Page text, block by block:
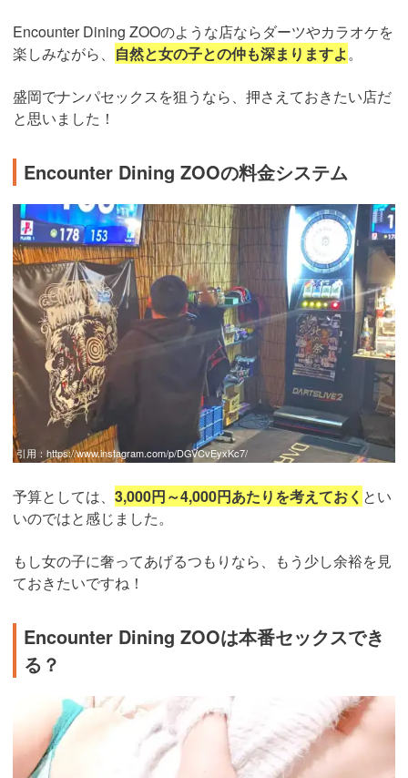
Encounter Dining ZOOのような店ならダーツやカラオケを
楽しみながら、 自然と女の子との仲も深まりますよ。
盛岡でナンパセックスを狙うなら、押さえておきたい店だ
と思いました！
Encounter Dining ZOOの料金システム
引用： https://www.instagram.com/p/DGVCvEyxKc7/
予算としては、 3,000円～4,000円あたりを考えておく とい
いのではと感じました。
もし女の子に奢ってあげるつもりなら、もう少し余裕を見
ておきたいですね！
Encounter Dining ZOOは本番セックスでき
る？